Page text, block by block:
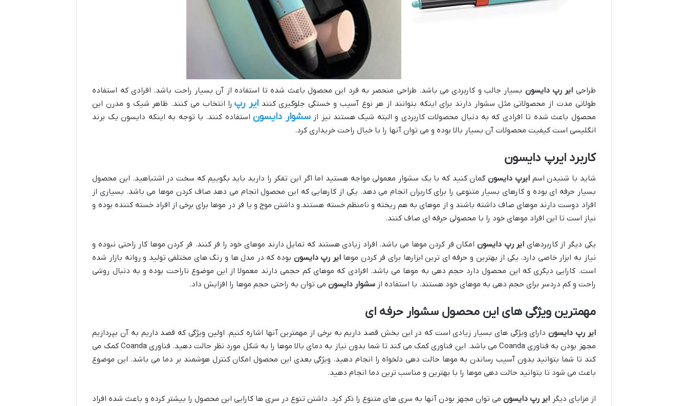
طراحی ایر رپ دایسون بسیار جالب و کاربردی می باشد. طراحی منحصر به فرد این محصول باعث شده تا استفاده از آن بسیار راحت باشد. افرادی که استفاده
طولانی مدت از محصولاتی مثل سشوار دارند برای اینکه بتوانند از هر نوع آسیب و خستگی جلوگیری کنندایر رپ را انتخاب می کنند. ظاهر شیک و مدرن این
محصول باعث شده تا افرادی که به دنبال محصولات کاربردی و البته شیک هستند نیز ازسشوار دایسوناستفاده کنند. با توجه به اینکه دایسون یک برند
انگلیسی است کیفیت محصولات آن بسیار بالا بوده و می توان آنها را با خیال راحت خریداری کرد.
کاربرد ایرپ دایسون
شاید با شنیدن اسمایرپ دایسونگمان کنید که با یک سشوار معمولی مواجه هستید اما اگر این تفکر را دارید باید بگوییم که سخت در اشتباهید. این محصول
بسیار حرفه ای بوده و کارهای بسیار متنوعی را برای کاربران انجام می دهد. یکی از کارهایی که این محصول انجام می دهد صاف کردن موها می باشد. بسیاری از
افراد دوست دارند موهای صاف داشته باشند و از موهای به هم ریخته و نامنظم خسته هستند.و داشتن موج و یا فر در موها برای برخی از افراد خسته کننده بوده و
نیاز است تا این افراد موهای خود را با محصولی حرفه ای صاف کنند.
یکی دیگر از کاربردهای ایر رپ دایسون امکان فر کردن موها می باشد. افراد زیادی هستند که تمایل دارند موهای خود را فر کنند. فر کردن موها کار راحتی نبوده و
نیاز به ابزار خاصی دارد. یکی از بهترین و حرفه ای ترین ابزارها برای فر کردن موهاایر رپ دایسون بوده که در مدل ها و رنگ های مختلفی تولید و روانه بازار شده
است. کارایی دیگری که این محصول دارد حجم دهی به موها می باشد. افرادی که موهای کم حجمی دارند معمولا از این موضوع ناراحت بوده و به دنبال روشی
راحت و کم دردسر برای حجم دهی به موهای خود هستند. با استفاده ازسشوار دایسون می توان به راحتی حجم موها را افزایش داد.
مهمترین ویژگی های این محصول سشوار حرفه ای
ایر رپ دایسوندارای ویژگی های بسیار زیادی است که در این بخش قصد داریم به برخی از مهمترین آنها اشاره کنیم. اولین ویژگی که قصد داریم به آن بپردازیم
مجهز بودن به فناوری Coanda می باشد. این فناوری کمک می کند تا شما بدون نیاز به دمای بالا موها را به شکل مورد نظر حالت دهید. فناوری Coanda کمک می
کند تا شما بتوانید بدون آسیب رساندن به موها حالت دهی دلخواه را انجام دهید. ویژگی بعدی این محصول امکان کنترل هوشمند بر دما می باشد. این موضوع
باعث می شود تا بتوانید حالت دهی موها را با بهترین و مناسب ترین دما انجام دهید.
از مزایای دیگر ایر رپ دایسونمی توان مجهز بودن آنها به سری های متنوع را ذکر کرد. داشتن تنوع در سری ها کارایی این محصول را بیشتر کرده و باعث شده افراد